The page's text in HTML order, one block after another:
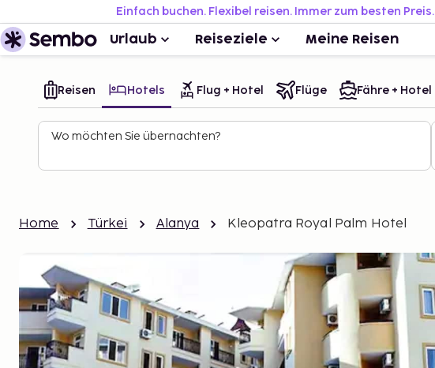
Einfach buchen. Flexibel reisen. Immer zum besten Preis.
Urlaub Reiseziele Meine Reisen
Reisen Hotels Flug + Hotel Flüge Fähre + Hotel
Wo möchten Sie übernachten?
Home Türkei Alanya Kleopatra Royal Palm Hotel